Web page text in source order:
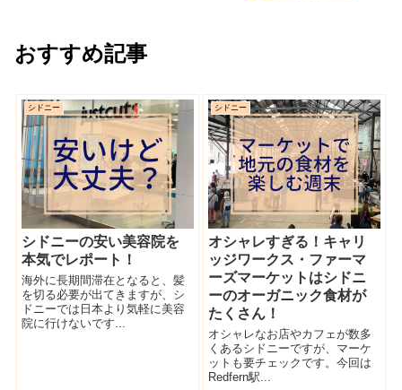
おすすめ記事
シドニー
シドニーの安い美容院を
本気でレポート！
海外に長期間滞在となると、髪
を切る必要が出てきますが、シ
ドニーでは日本より気軽に美容
院に行けないです...
シドニー
オシャレすぎる！キャリ
ッジワークス・ファーマ
ーズマーケットはシドニ
ーのオーガニック食材が
たくさん！
オシャレなお店やカフェが数多
くあるシドニーですが、マーケ
ットも要チェックです。今回は
Redfern駅...